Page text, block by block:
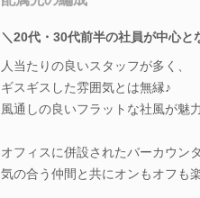
＼20代・30代前半の社員が中心と
人当たりの良いスタッフが多く、
ギスギスした雰囲気とは無縁♪
風通しの良いフラットな社風が魅力
オフィスに併設されたバーカウン
気の合う仲間と共にオンもオフも